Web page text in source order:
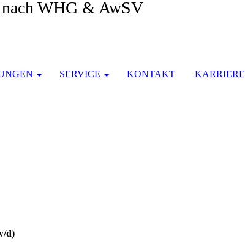
WHG & AwSV
SERVICE KONTAKT KARRIERE
d)